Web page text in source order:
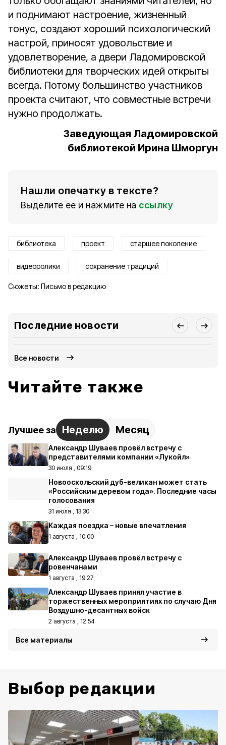
и поднимают настроение, жизненный
тонус, создают хороший психологический
настрой, приносят удовольствие и
удовлетворение, а двери Ладомировской
библиотеки для творческих идей открыты
всегда. Потому большинство участников
проекта считают, что совместные встречи
нужно продолжать.
Заведующая Ладомировской
библиотекой Ирина Шморгун
Нашли опечатку в тексте?
Выделите ее и нажмите на ссылку
библиотека проект старшее поколение
видеоролики сохранение традиций
Сюжеты: Письмо в редакцию
Последние новости
Все новости
Читайте также
Лучшее за Неделю Месяц
Александр Шуваев провёл встречу с
представителями компании «Лукойл»
30 июля , 09:19
Новооскольский дуб-великан может стать
«Российским деревом года». Последние часы
голосования
31 июля , 13:30
Каждая поездка – новые впечатления
1 августа , 10:00
Александр Шуваев провёл встречу с
ровенчанами
1 августа , 19:27
Александр Шуваев принял участие в
торжественных мероприятиях по случаю Дня
Воздушно-десантных войск
2 августа , 12:54
Все материалы
Выбор редакции